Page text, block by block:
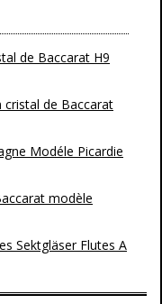
de Baccarat H9
cristal de Baccarat
Modéle Picardie
modèle
Sektgläser Flutes A